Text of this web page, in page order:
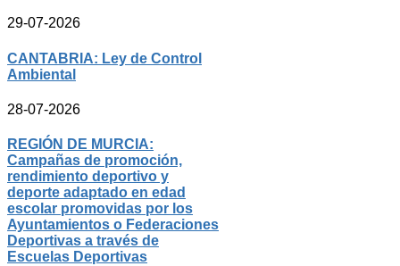
29-07-2026
CANTABRIA: Ley de Control
Ambiental
28-07-2026
REGIÓN DE MURCIA:
Campañas de promoción,
rendimiento deportivo y
deporte adaptado en edad
escolar promovidas por los
Ayuntamientos o Federaciones
Deportivas a través de
Escuelas Deportivas